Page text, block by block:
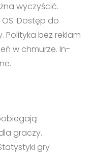
wyczyścić.
Dostęp do
bez reklam
w chmurze. In-
graczy.
gry